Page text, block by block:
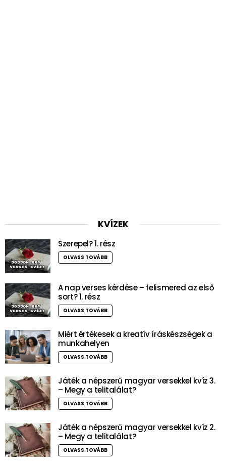
KVÍZEK
Szerepel? 1. rész
OLVASS TOVÁBB
A nap verses kérdése – felismered az első
sort? 1. rész
OLVASS TOVÁBB
Miért értékesek a kreatív íráskészségek a
munkahelyen
OLVASS TOVÁBB
Játék a népszerű magyar versekkel kvíz 3.
– Megy a telitalálat?
OLVASS TOVÁBB
Játék a népszerű magyar versekkel kvíz 2.
– Megy a telitalálat?
OLVASS TOVÁBB